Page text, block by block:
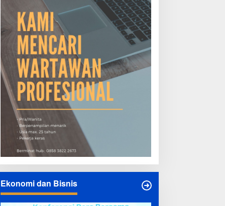
Ekonomi dan Bisnis